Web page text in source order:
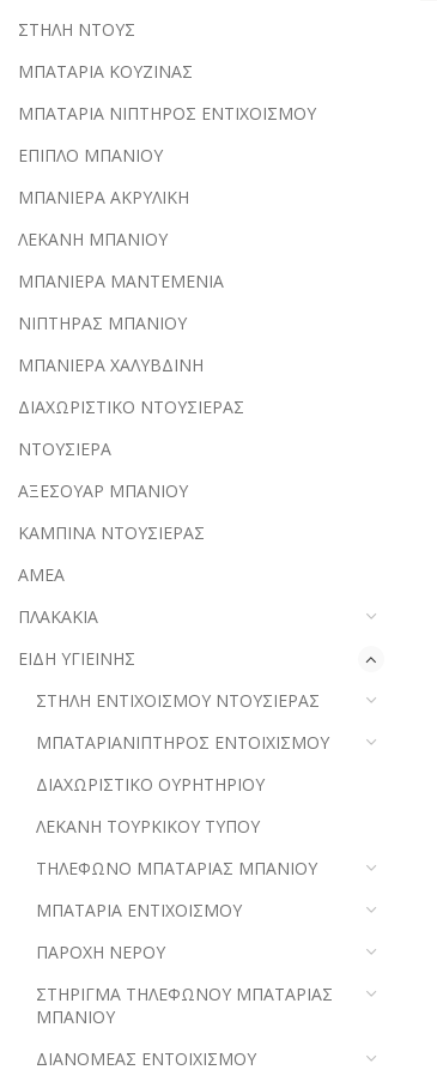
ΣΤΗΛΗ ΝΤΟΥΣ
ΜΠΑΤΑΡΙΑ ΚΟΥΖΙΝΑΣ
ΜΠΑΤΑΡΙΑ ΝΙΠΤΗΡΟΣ ΕΝΤΙΧΟΙΣΜΟΥ
ΕΠΙΠΛΟ ΜΠΑΝΙΟΥ
ΜΠΑΝΙΕΡΑ ΑΚΡΥΛΙΚΗ
ΛΕΚΑΝΗ ΜΠΑΝΙΟΥ
ΜΠΑΝΙΕΡΑ ΜΑΝΤΕΜΕΝΙΑ
ΝΙΠΤΗΡΑΣ ΜΠΑΝΙΟΥ
ΜΠΑΝΙΕΡΑ ΧΑΛΥΒΔΙΝΗ
ΔΙΑΧΩΡΙΣΤΙΚΟ ΝΤΟΥΣΙΕΡΑΣ
ΝΤΟΥΣΙΕΡΑ
ΑΞΕΣΟΥΑΡ ΜΠΑΝΙΟΥ
ΚΑΜΠΙΝΑ ΝΤΟΥΣΙΕΡΑΣ
ΑΜΕΑ
ΠΛΑΚΑΚΙΑ
ΕΙΔΗ ΥΓΙΕΙΝΗΣ
ΣΤΗΛΗ ΕΝΤΙΧΟΙΣΜΟΥ ΝΤΟΥΣΙΕΡΑΣ
ΜΠΑΤΑΡΙΑΝΙΠΤΗΡΟΣ ΕΝΤΟΙΧΙΣΜΟΥ
ΔΙΑΧΩΡΙΣΤΙΚΟ ΟΥΡΗΤΗΡΙΟΥ
ΛΕΚΑΝΗ ΤΟΥΡΚΙΚΟΥ ΤΥΠΟΥ
ΤΗΛΕΦΩΝΟ ΜΠΑΤΑΡΙΑΣ ΜΠΑΝΙΟΥ
ΜΠΑΤΑΡΙΑ ΕΝΤΙΧΟΙΣΜΟΥ
ΠΑΡΟΧΗ ΝΕΡΟΥ
ΣΤΗΡΙΓΜΑ ΤΗΛΕΦΩΝΟΥ ΜΠΑΤΑΡΙΑΣ
ΜΠΑΝΙΟΥ
ΔΙΑΝΟΜΕΑΣ ΕΝΤΟΙΧΙΣΜΟΥ